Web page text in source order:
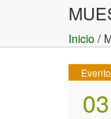
Inicio /
Evento
03